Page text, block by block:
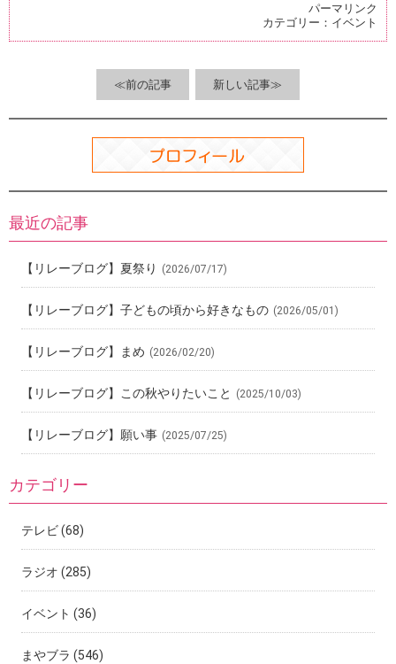
b
k
n
a
et
es
t
パーマリンク
カテゴリー： イベント
≪前の記事 新しい記事≫
最近の記事
【リレーブログ】夏祭り (2026/07/17)
【リレーブログ】子どもの頃から好きなもの (2026/05/01)
【リレーブログ】まめ (2026/02/20)
【リレーブログ】この秋やりたいこと (2025/10/03)
【リレーブログ】願い事 (2025/07/25)
カテゴリー
テレビ(68)
ラジオ (285)
イベント (36)
まやブラ (546)